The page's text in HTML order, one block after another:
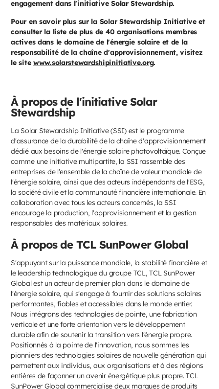
engagement dans l'initiative Solar Stewardship.
Pour en savoir plus sur la Solar Stewardship Initiative et
consulter la liste de plus de 40 organisations membres
actives dans le domaine de l'énergie solaire et de la
responsabilité de la chaîne d'approvisionnement, visitez
le sitewww.solarstewardshipinitiative.org.
À propos de l'initiative Solar
Stewardship
La Solar Stewardship Initiative (SSI) est le programme
d'assurance de la durabilité de la chaîne d'approvisionnement
dédié aux besoins de l'énergie solaire photovoltaïque. Conçue
comme une initiative multipartite, la SSI rassemble des
entreprises de l'ensemble de la chaîne de valeur mondiale de
l'énergie solaire, ainsi que des acteurs indépendants de l'ESG,
la société civile et la communauté financière internationale. En
collaboration avec tous les acteurs concernés, la SSI
encourage la production, l'approvisionnement et la gestion
responsables des matériaux solaires.
À propos de TCL SunPower Global
S'appuyant sur la puissance mondiale, la stabilité financière et
le leadership technologique du groupe TCL, TCL SunPower
Global est un acteur de premier plan dans le domaine de
l'énergie solaire, qui s'engage à fournir des solutions solaires
performantes, fiables et accessibles dans le monde entier.
Nous intégrons des technologies de pointe, une fabrication
verticale et une forte orientation vers le développement
durable afin de soutenir la transition vers l'énergie propre.
Positionnés à la pointe de l'innovation, nous sommes les
pionniers des technologies solaires de nouvelle génération qui
permettent aux individus, aux organisations et à des régions
entières de façonner un avenir énergétique plus propre. TCL
SunPower Global commercialise deux marques de produits